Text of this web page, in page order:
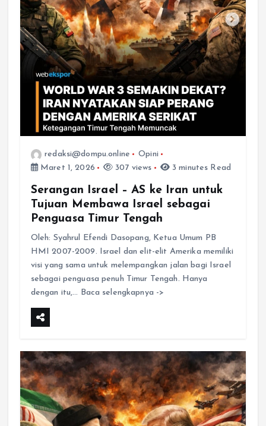
redaksi@dompu.online
Opini
Maret 1, 2026
307 views 3 minutes Read
Serangan Israel – AS ke Iran untuk
Tujuan Membawa Israel sebagai
Penguasa Timur Tengah
Oleh: Syahrul Efendi Dasopang, Ketua Umum PB
HMI 2007-2009. Israel dan elit-elit Amerika memiliki
visi yang sama untuk melempangkan jalan bagi Israel
sebagai penguasa penuh Timur Tengah. Hanya
dengan itu,… Baca selengkapnya ->